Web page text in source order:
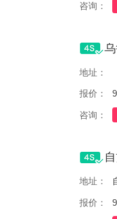
咨询：
地址：
报价：
咨询：
地址：
报价：